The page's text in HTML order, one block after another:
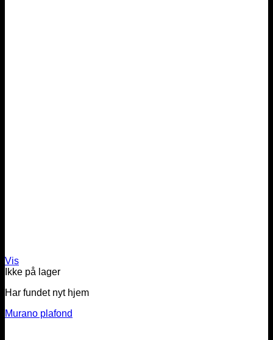
Vis
Ikke på lager
Har fundet nyt hjem
Murano plafond